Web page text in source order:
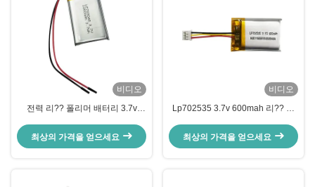
비디오
전력 리?? 폴리머 배터리 3.7v
최상의 가격을 얻으세요
비디오
Lp702535 3.7v 600mah 리?? 폴
최상의 가격을 얻으세요